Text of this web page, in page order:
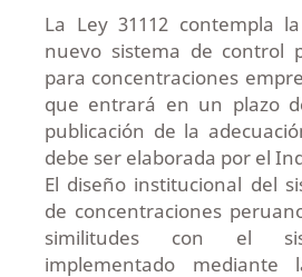
La Ley 31112 contempla
nuevo sistema de control
para concentraciones
que entrará en un plazo
publicación de la
debe ser elaborada por el
El diseño institucional del
de concentraciones
similitudes con el
implementado